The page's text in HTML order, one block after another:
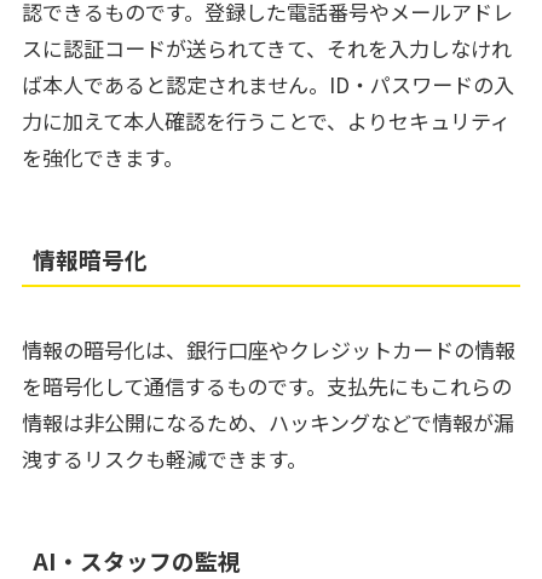
認できるものです。登録した電話番号やメールアドレ
スに認証コードが送られてきて、それを入力しなけれ
ば本人であると認定されません。ID・パスワードの入
力に加えて本人確認を行うことで、よりセキュリティ
を強化できます。
情報暗号化
情報の暗号化は、銀行口座やクレジットカードの情報
を暗号化して通信するものです。支払先にもこれらの
情報は非公開になるため、ハッキングなどで情報が漏
洩するリスクも軽減できます。
AI・スタッフの監視